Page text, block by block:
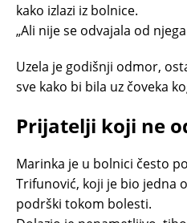
kako izlazi iz bolnice.
„Ali nije se odvajala od
Uzela je godišnji odmor,
sve kako bi bila uz čoveka
Prijatelji koji ne
Marinka je u bolnici često
Trifunović, koji je bio jedna
podrški tokom bolesti.